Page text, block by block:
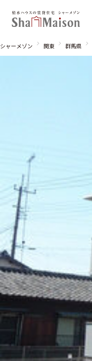
シャーメゾンとは
シャーメゾン 関東 群馬県